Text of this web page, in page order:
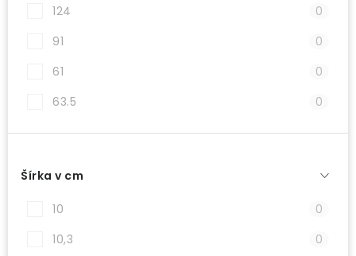
124
0
91
0
61
0
63.5
0
Šírka v cm
10
0
10,3
0